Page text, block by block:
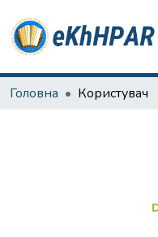
Головна Користувач